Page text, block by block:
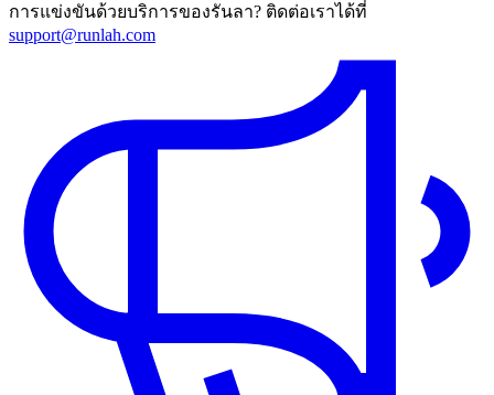
การแข่งขันด้วยบริการของรันลา? ติดต่อเราได้ที่
support@runlah.com